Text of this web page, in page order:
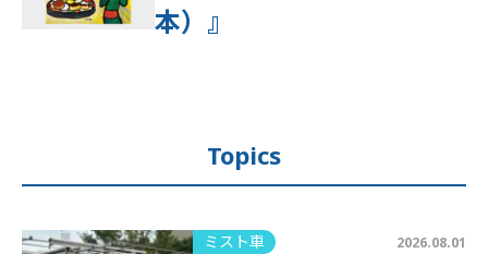
本）』
Topics
ミスト車 2026.08.01